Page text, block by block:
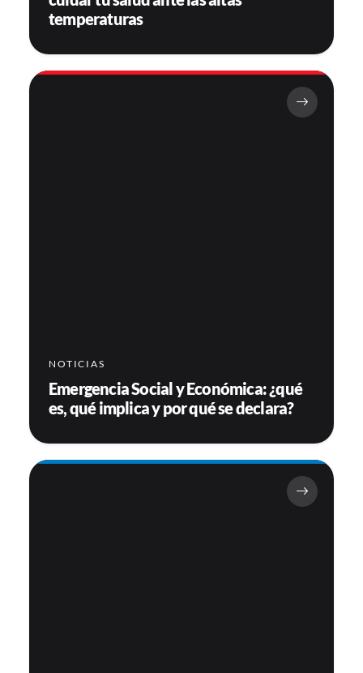
temperaturas
NOTICIAS
Emergencia Social y Económica: ¿qué
es, qué implica y por qué se declara?